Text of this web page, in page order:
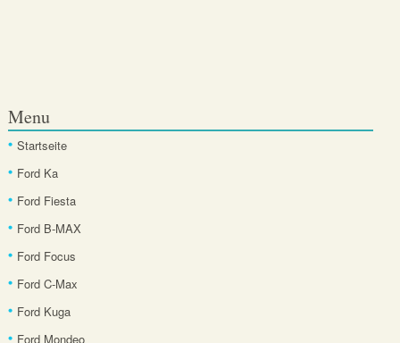
Menu
Startseite
Ford Ka
Ford Fiesta
Ford B-MAX
Ford Focus
Ford C-Max
Ford Kuga
Ford Mondeo